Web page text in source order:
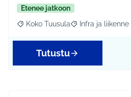
Etenee jatkoon
Rajaa tulokset aihepiirin mukaan:
Koko Tuusula Rajaa tulokset
Infra ja liikenne
Tutustu